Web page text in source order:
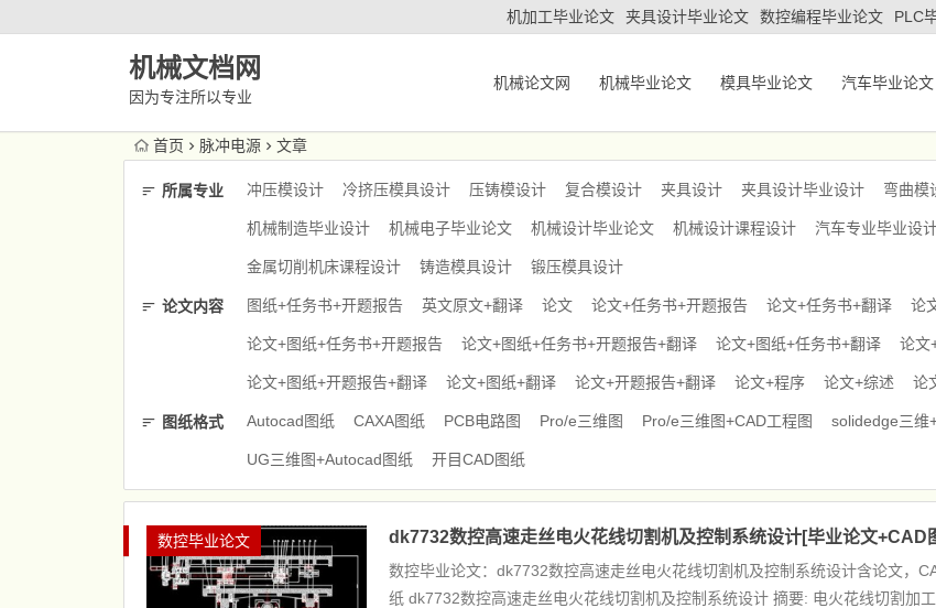
机加工毕业论文 夹具设计毕业论文 数控编程毕业论文 PLC
机械文档网
因为专注所以专业
机械论文网 机械毕业论文 模具毕业论文 汽车毕业论文
首页 脉冲电源 文章
所属专业 冲压模设计 冷挤压模具设计 压铸模设计 复合模设计 夹具设计 夹具设计毕业设计 弯曲模
机械制造毕业设计 机械电子毕业论文 机械设计毕业论文 机械设计课程设计 汽车专业毕业设
金属切削机床课程设计 铸造模具设计 锻压模具设计
论文内容 图纸+任务书+开题报告 英文原文+翻译 论文 论文+任务书+开题报告 论文+任务书+翻译 论
论文+图纸+任务书+开题报告 论文+图纸+任务书+开题报告+翻译 论文+图纸+任务书+翻译 论文
论文+图纸+开题报告+翻译 论文+图纸+翻译 论文+开题报告+翻译 论文+程序 论文+综述 论
图纸格式 Autocad图纸 CAXA图纸 PCB电路图 Pro/e三维图 Pro/e三维图+CAD工程图 solidedge三维
UG三维图+Autocad图纸 开目CAD图纸
数控毕业论文 dk7732数控高速走丝电火花线切割机及控制系统设计[毕业论文+CAD
数控毕业论文：dk7732数控高速走丝电火花线切割机及控制系统设计含论文，
纸 dk7732数控高速走丝电火花线切割机及控制系统设计 摘要: 电火花线切割加工